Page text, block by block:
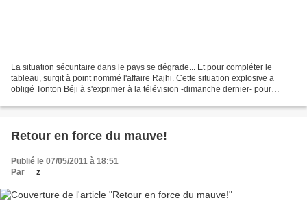
La situation sécuritaire dans le pays se dégrade... Et pour compléter le
tableau, surgit à point nommé l'affaire Rajhi. Cette situation explosive a
obligé Tonton Béji à s'exprimer à la télévision -dimanche dernier- pour
Retour en force du mauve!
Publié le 07/05/2011 à 18:51
Par
__z__